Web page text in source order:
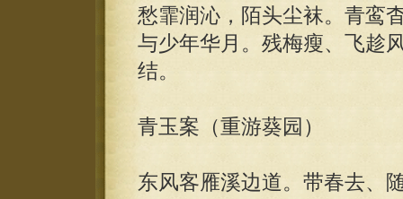
愁霏润沁，陌头尘袜。青鸾
与少年华月。残梅瘦、飞趁
结。
青玉案（重游葵园）
东风客雁溪边道。带春去、